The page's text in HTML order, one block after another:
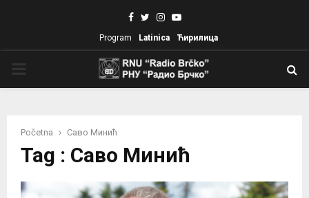
Facebook
TwitterInstagram
Youtube
Program Latinica Ћирилица
Početna Саво Минић
Tag : Саво Минић